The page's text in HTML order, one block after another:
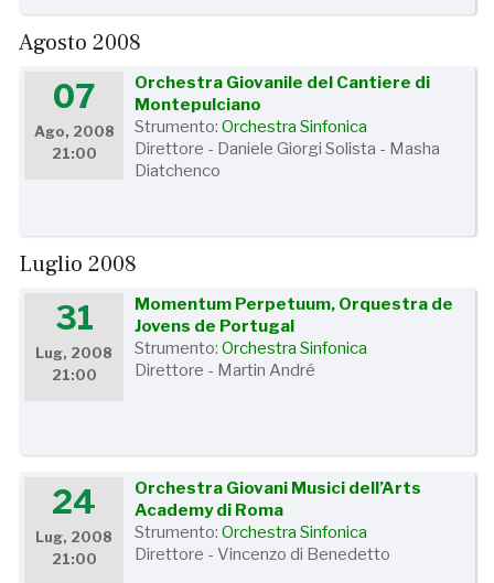
Agosto 2008
07
Ago, 2008
21:00
Orchestra Giovanile del Cantiere di
Montepulciano
Strumento:Orchestra Sinfonica
Direttore - Daniele Giorgi Solista - Masha
Diatchenco
Luglio 2008
31
Lug, 2008
21:00
Momentum Perpetuum, Orquestra de
Jovens de Portugal
Strumento:Orchestra Sinfonica
Direttore - Martin André
24
Lug, 2008
21:00
Orchestra Giovani Musici dell’Arts
Academy di Roma
Strumento:Orchestra Sinfonica
Direttore - Vincenzo di Benedetto